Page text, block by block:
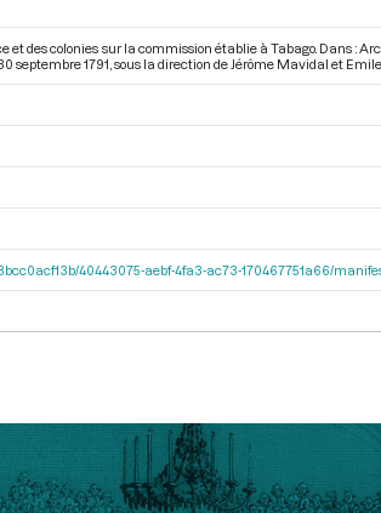
et des colonies sur la commission établie à Tabago. Dans :
septembre 1791 , sous la direction de Jérôme Mavidal et Emile
40443075-aebf-4fa3-ac73-170467751a66/